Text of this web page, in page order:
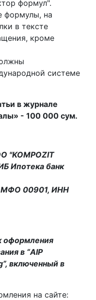
формул".
формулы, на
в тексте
кроме
системе
в журнале
- 100 000 сум.
"KOMPOZIT
Ипотека банк
МФО 00901, ИНН
оформления
в “AIP
”, включенный в
на сайте: